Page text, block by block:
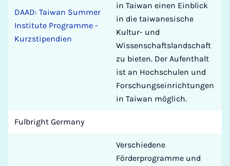
DAAD: Taiwan Summer
Institute Programme -
Kurzstipendien
in Taiwan einen Einblick
in die taiwanesische
Kultur- und
Wissenschaftslandschaft
zu bieten. Der Aufenthalt
ist an Hochschulen und
Forschungseinrichtungen
in Taiwan möglich.
Fulbright Germany
Verschiedene
Förderprogramme und